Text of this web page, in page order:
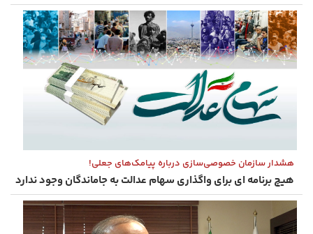
هشدار سازمان خصوصی‌سازی درباره پیامک‌های جعلی!
هیچ برنامه‌ ای برای واگذاری سهام عدالت به جاماندگان وجود ندارد